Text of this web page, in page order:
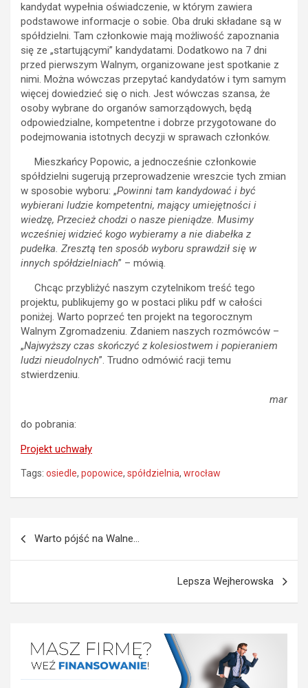
kandydat wypełnia oświadczenie, w którym zawiera
podstawowe informacje o sobie. Oba druki składane są w
spółdzielni. Tam członkowie mają możliwość zapoznania
się ze „startującymi” kandydatami. Dodatkowo na 7 dni
przed pierwszym Walnym, organizowane jest spotkanie z
nimi. Można wówczas przepytać kandydatów i tym samym
więcej dowiedzieć się o nich. Jest wówczas szansa, że
osoby wybrane do organów samorządowych, będą
odpowiedzialne, kompetentne i dobrze przygotowane do
podejmowania istotnych decyzji w sprawach członków.
Mieszkańcy Popowic, a jednocześnie członkowie
spółdzielni sugerują przeprowadzenie wreszcie tych zmian
w sposobie wyboru: „Powinni tam kandydować i być
wybierani ludzie kompetentni, mający umiejętności i
wiedzę, Przecież chodzi o nasze pieniądze. Musimy
wcześniej widzieć kogo wybieramy a nie diabełka z
pudełka. Zresztą ten sposób wyboru sprawdził się w
innych spółdzielniach” – mówią.
Chcąc przybliżyć naszym czytelnikom treść tego
projektu, publikujemy go w postaci pliku pdf w całości
poniżej. Warto poprzeć ten projekt na tegorocznym
Walnym Zgromadzeniu. Zdaniem naszych rozmówców –
„Najwyższy czas skończyć z kolesiostwem i popieraniem
ludzi nieudolnych”. Trudno odmówić racji temu
stwierdzeniu.
mar
do pobrania:
Projekt uchwały
Tags: osiedle, popowice, spółdzielnia, wrocław
Warto pójść na Walne…
Lepsza Wejherowska